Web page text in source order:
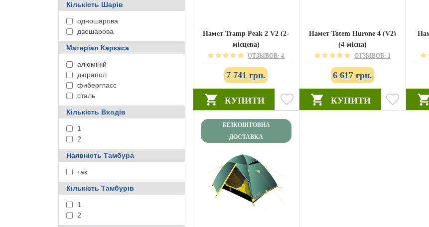
Кількість Шарів
одношарова
двошарова
Матеріал Каркаса
алюміній
дюрапол
фибергласс
сталь
Кількість Входів
1
2
Наявність Тамбура
так
Кількість Тамбурів
1
2
Намет Tramp Peak 2 V2 (2-
місцева)
ОТЗЫВОВ: 4
7 741 грн.
КУПИТИ
Намет Totem Hurone 4 (V2)
(4-місна)
ОТЗЫВОВ: 1
6 617 грн.
КУПИТИ
БЕЗКОШТОВНА
ДОСТАВКА